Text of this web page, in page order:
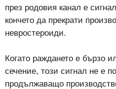
през родовия канал е
кончето да прекрати
невростероиди.
Когато раждането е бързо
сечение, този сигнал не е
продължаващо